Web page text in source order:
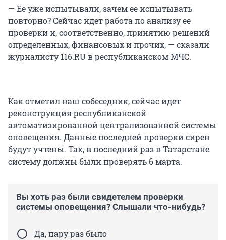
— Ее уже испытывали, зачем ее испытывать
повторно? Сейчас идет работа по анализу ее
проверки и, соответственно, принятию решений
определенных, финансовых и прочих, — сказали
журналисту 116.RU в республиканском МЧС.
Как отметил наш собеседник, сейчас идет
реконструкция республиканской
автоматизированной централизованной системы
оповещения. Данные последней проверки сирен
будут учтены. Так, в последний раз в Татарстане
систему должны были проверять 6 марта.
Вы хоть раз были свидетелем проверки
системы оповещения? Слышали что-нибудь?
Да, пару раз было